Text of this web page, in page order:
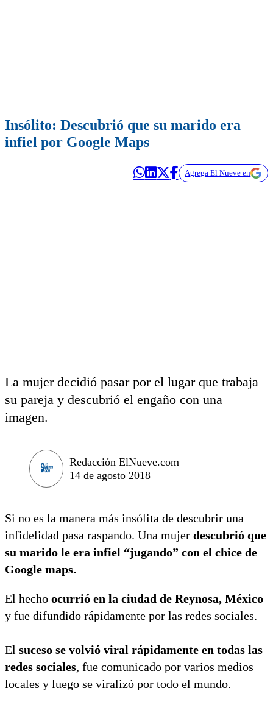
Insólito: Descubrió que su marido era
infiel por Google Maps
Agrega El Nueve en
La mujer decidió pasar por el lugar que trabaja
su pareja y descubrió el engaño con una
imagen.
Redacción ElNueve.com
14 de agosto 2018
Si no es la manera más insólita de descubrir una
infidelidad pasa raspando. Una mujer descubrió que
su marido le era infiel “jugando” con el chice de
Google maps.
El hecho ocurrió en la ciudad de Reynosa, México
y fue difundido rápidamente por las redes sociales.
El suceso se volvió viral rápidamente en todas las
redes sociales, fue comunicado por varios medios
locales y luego se viralizó por todo el mundo.